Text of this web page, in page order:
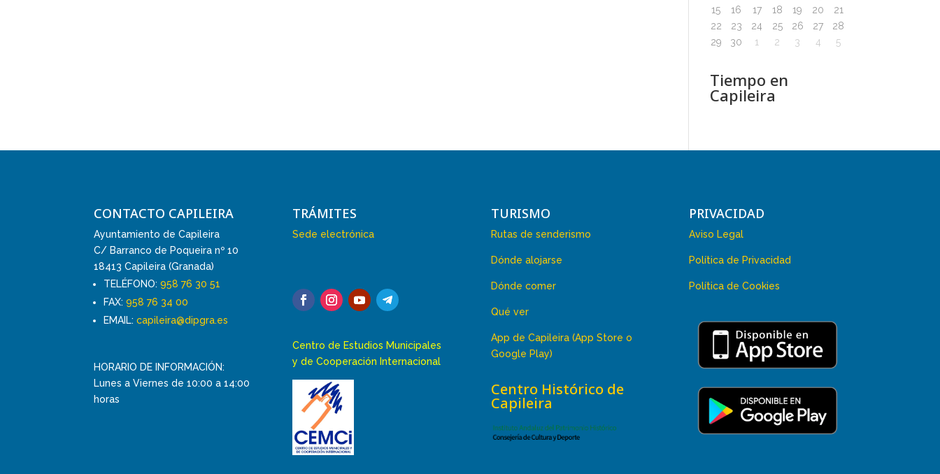
15
16 17 18 19 20
21
22
23 24 25 26 27
28
29
30 1 2 3 4 5
Tiempo en
Capileira
CONTACTO CAPILEIRA
Ayuntamiento de Capileira
C/ Barranco de Poqueira nº 10
18413 Capileira (Granada)
TELÉFONO:958 76 30 51
FAX:958 76 34 00
EMAIL:capileira@dipgra.es
HORARIO DE INFORMACIÓN:
Lunes a Viernes de 10:00 a 14:00
horas
TRÁMITES
Sede electrónica
Centro de Estudios Municipales
y de Cooperación Internacional
TURISMO
Rutas de senderismo
Dónde alojarse
Dónde comer
Qué ver
App de Capileira (App Store o
Google Play)
Centro Histórico de
Capileira
PRIVACIDAD
Aviso Legal
Política de Privacidad
Política de Cookies